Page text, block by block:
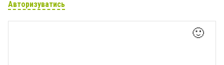
Авторизуватись
🙂